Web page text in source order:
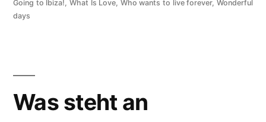
Going to Ibiza! What Is Love Who wants to live forever,Wonderful
days
Was steht an